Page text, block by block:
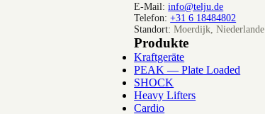
E-Mail: info@telju.de
Telefon: +31 6 18484802
Standort: Moerdijk, Niederlande
Produkte
Kraftgeräte
PEAK — Plate Loaded
SHOCK
Heavy Lifters
Cardio